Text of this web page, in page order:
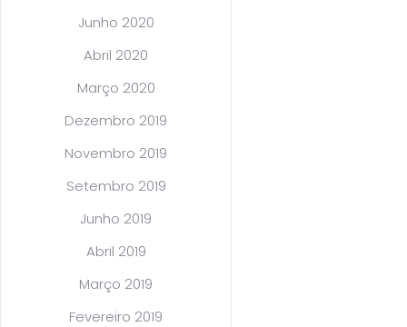
Junho 2020
Abril 2020
Março 2020
Dezembro 2019
Novembro 2019
Setembro 2019
Junho 2019
Abril 2019
Março 2019
Fevereiro 2019